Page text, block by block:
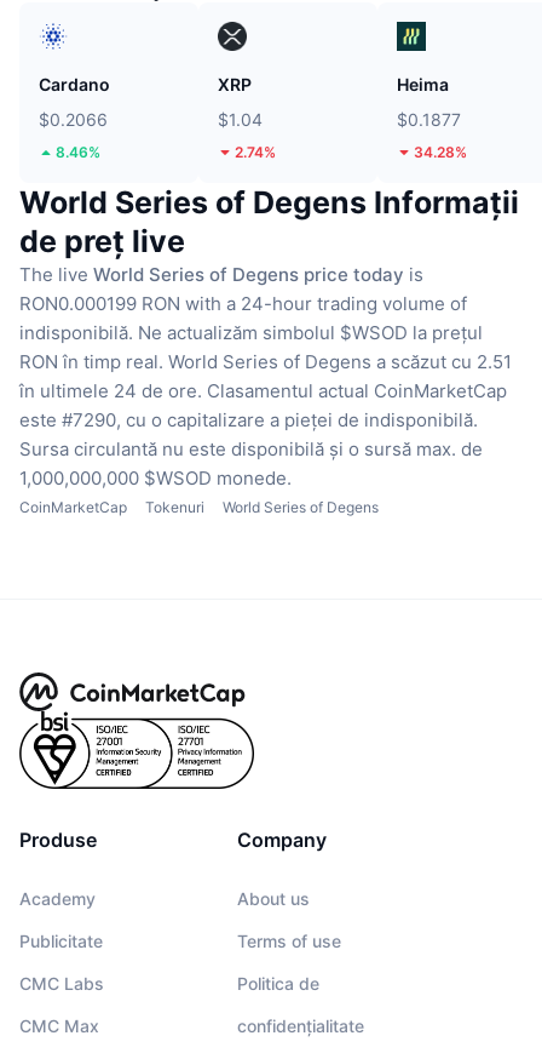
Cardano
$0.2066
8.46%
XRP
$1.04
2.74%
Heima
$0.1877
34.28%
World Series of Degens Informații
de preț live
The live World Series of Degens price today is
RON0.000199 RON with a 24-hour trading volume of
indisponibilă. Ne actualizăm simbolul $WSOD la prețul
RON în timp real. World Series of Degens a scăzut cu 2.51
în ultimele 24 de ore. Clasamentul actual CoinMarketCap
este #7290, cu o capitalizare a pieței de indisponibilă.
Sursa circulantă nu este disponibilă și o sursă max. de
1,000,000,000 $WSOD monede.
CoinMarketCap Tokenuri World Series of Degens
Produse
Academy
Publicitate
CMC Labs
CMC Max
Company
About us
Terms of use
Politica de
confidențialitate